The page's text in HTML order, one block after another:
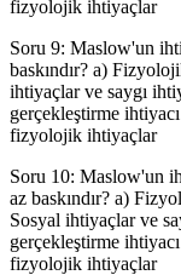
fizyolojik ihtiyaçlar
Soru 9: Maslow'un
baskındır? a)
ihtiyaçlar ve saygı
gerçekleştirme
fizyolojik ihtiyaçlar
Soru 10: Maslow'un
az baskındır? a)
Sosyal ihtiyaçlar ve
gerçekleştirme
fizyolojik ihtiyaçlar